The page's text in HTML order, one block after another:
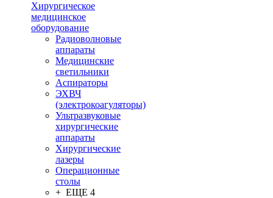
Хирургическое
медицинское
оборудование
Радиоволновые
аппараты
Медицинские
светильники
Аспираторы
ЭХВЧ
(электрокоагуляторы)
Ультразвуковые
хирургические
аппараты
Хирургические
лазеры
Операционные
столы
+ ЕЩЕ 4